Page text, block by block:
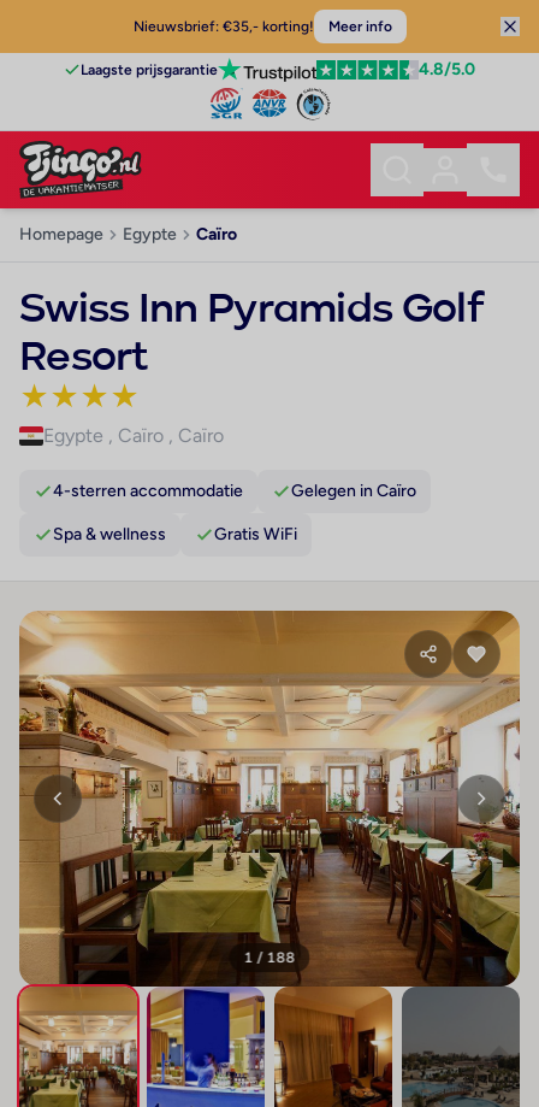
Nieuwsbrief: €35,- korting! Meer info
Laagste prijsgarantie 4.8/5.0
Homepage Egypte Caïro
Swiss Inn Pyramids Golf
Resort
★★★★
Egypte , Caïro , Caïro
4-sterren accommodatie Gelegen in Caïro
Spa & wellness Gratis WiFi
1 / 188